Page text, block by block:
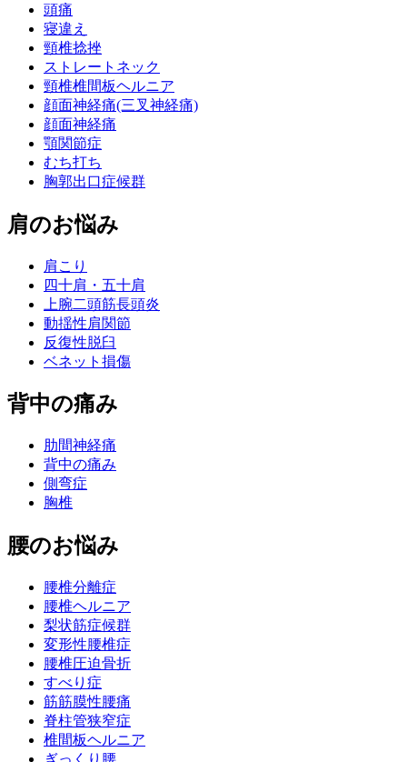
頭痛
寝違え
頸椎捻挫
ストレートネック
頸椎椎間板ヘルニア
顔面神経痛(三叉神経痛)
顔面神経痛
顎関節症
むち打ち
胸郭出口症候群
肩のお悩み
肩こり
四十肩・五十肩
上腕二頭筋長頭炎
動揺性肩関節
反復性脱臼
ベネット損傷
背中の痛み
肋間神経痛
背中の痛み
側弯症
胸椎
腰のお悩み
腰椎分離症
腰椎ヘルニア
梨状筋症候群
変形性腰椎症
腰椎圧迫骨折
すべり症
筋筋膜性腰痛
脊柱管狭窄症
椎間板ヘルニア